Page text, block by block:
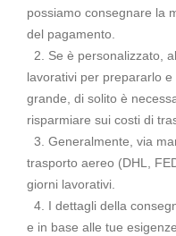
possiamo consegnare la
del pagamento.
2. Se è personalizzato,
lavorativi per prepararlo
grande, di solito è
risparmiare sui costi di
3. Generalmente, via
trasporto aereo (DHL,
giorni lavorativi.
4. I dettagli della
e in base alle tue esigenze.